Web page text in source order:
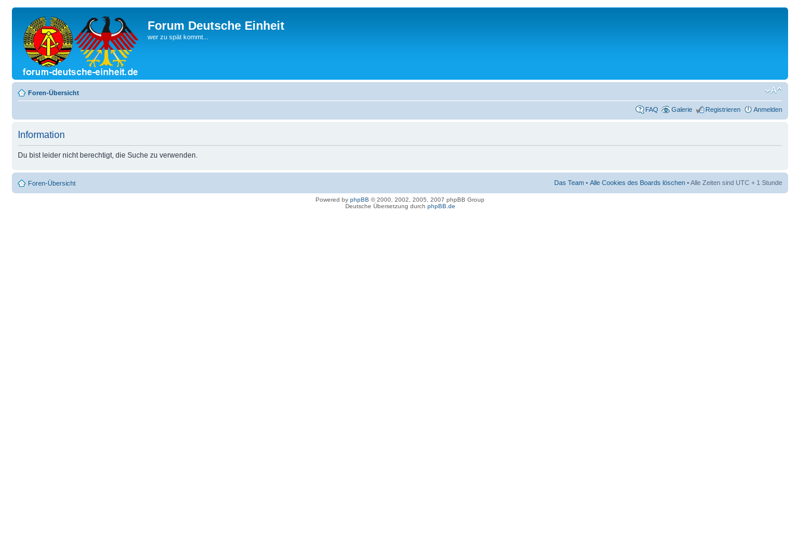
Forum Deutsche Einheit
wer zu spät kommt...
Foren-Übersicht
FAQ Galerie Registrieren Anmelden
Information
Du bist leider nicht berechtigt, die Suche zu verwenden.
Foren-Übersicht Das Team • Alle Cookies des Boards löschen • Alle Zeiten sind UTC + 1 Stunde
Powered by phpBB © 2000, 2002, 2005, 2007 phpBB Group
Deutsche Übersetzung durch phpBB.de